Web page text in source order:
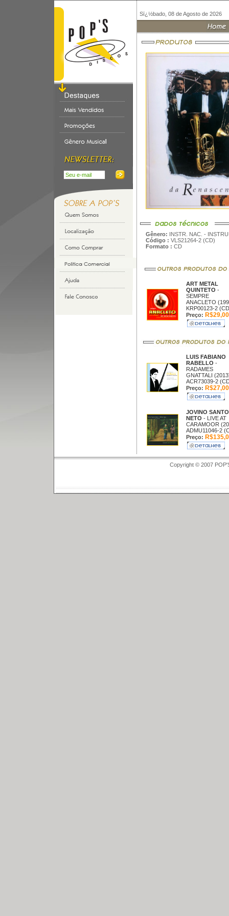
Sï¿½bado, 08 de Agosto de 2026
Gênero: INSTR. NAC. -
Código : VLS21264-2 (CD)
Formato : CD
ART METAL
QUINTETO -
SEMPRE
ANACLETO
KRP00123-2
Preço: R$29,00
LUIS FABIANO
RABELLO -
RADAMES
GNATTALI
ACR73039-2
Preço: R$27,00
JOVINO
NETO - LIVE AT
CARAMOOR
ADMU11046-2
Preço:
Copyright © 2007